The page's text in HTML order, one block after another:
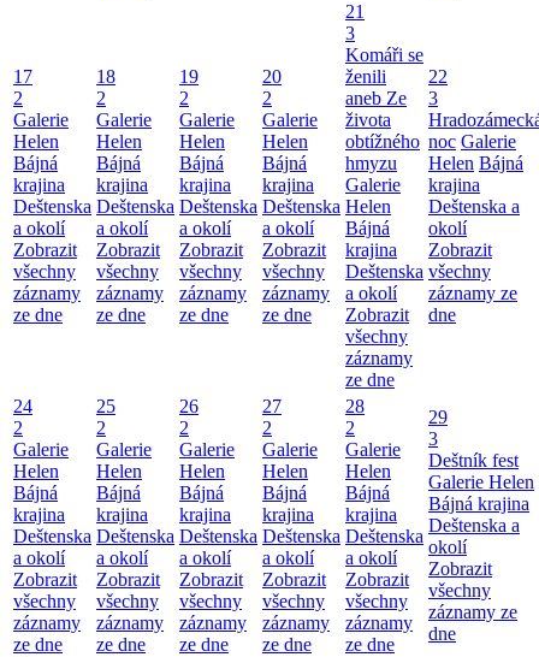
17
2
Galerie
Helen
Bájná
krajina
Deštenska
a okolí
Zobrazit
všechny
záznamy
ze dne
18
2
Galerie
Helen
Bájná
krajina
Deštenska
a okolí
Zobrazit
všechny
záznamy
ze dne
19
2
Galerie
Helen
Bájná
krajina
Deštenska
a okolí
Zobrazit
všechny
záznamy
ze dne
20
2
Galerie
Helen
Bájná
krajina
Deštenska
a okolí
Zobrazit
všechny
záznamy
ze dne
21
3
Komáři se
ženili
aneb Ze
života
obtížného
hmyzu
Galerie
Helen
Bájná
krajina
Deštenska
a okolí
Zobrazit
všechny
záznamy
ze dne
22
3
noc Galerie
Helen Bájná
krajina
Deštenska a
okolí
Zobrazit
všechny
záznamy ze
dne
24
2
Galerie
Helen
Bájná
krajina
Deštenska
a okolí
Zobrazit
všechny
záznamy
ze dne
25
2
Galerie
Helen
Bájná
krajina
Deštenska
a okolí
Zobrazit
všechny
záznamy
ze dne
26
2
Galerie
Helen
Bájná
krajina
Deštenska
a okolí
Zobrazit
všechny
záznamy
ze dne
27
2
Galerie
Helen
Bájná
krajina
Deštenska
a okolí
Zobrazit
všechny
záznamy
ze dne
28
2
Galerie
Helen
Bájná
krajina
Deštenska
a okolí
Zobrazit
všechny
záznamy
ze dne
29
3
Deštník fest
Galerie Helen
Bájná krajina
Deštenska a
okolí
Zobrazit
všechny
záznamy ze
dne